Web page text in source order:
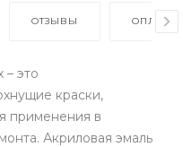
ОТЗЫВЫ ОПЛАТА
– это
краски,
применения в
Акриловая эмаль